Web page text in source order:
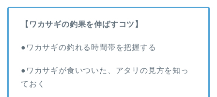
【ワカサギの釣果を伸ばすコツ】
●ワカサギの釣れる時間帯を把握する
●ワカサギが食いついた、アタリの見方を知っ
ておく